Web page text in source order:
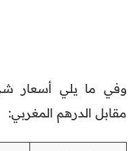
وفي ما يلي أسعار
مقابل الدرهم المغربي: